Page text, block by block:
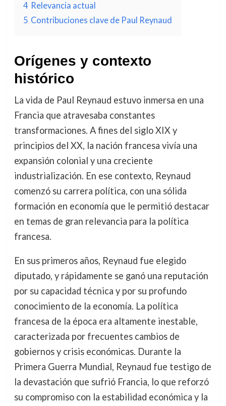
4 Relevancia actual
5 Contribuciones clave de Paul Reynaud
Orígenes y contexto
histórico
La vida de Paul Reynaud estuvo inmersa en una
Francia que atravesaba constantes
transformaciones. A fines del siglo XIX y
principios del XX, la nación francesa vivía una
expansión colonial y una creciente
industrialización. En ese contexto, Reynaud
comenzó su carrera política, con una sólida
formación en economía que le permitió destacar
en temas de gran relevancia para la política
francesa.
En sus primeros años, Reynaud fue elegido
diputado, y rápidamente se ganó una reputación
por su capacidad técnica y por su profundo
conocimiento de la economía. La política
francesa de la época era altamente inestable,
caracterizada por frecuentes cambios de
gobiernos y crisis económicas. Durante la
Primera Guerra Mundial, Reynaud fue testigo de
la devastación que sufrió Francia, lo que reforzó
su compromiso con la estabilidad económica y la